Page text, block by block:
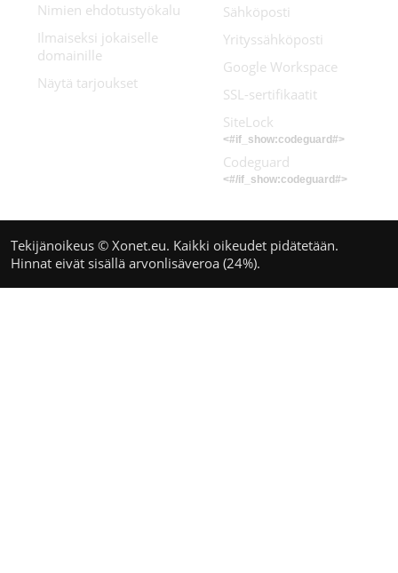
Nimien ehdotustyökalu
Ilmaiseksi jokaiselle
domainille
Näytä tarjoukset
Sähköposti
Yrityssähköposti
Google Workspace
SSL-sertifikaatit
SiteLock
<#if_show:codeguard#>
Codeguard
<#/if_show:codeguard#>
Tekijänoikeus © Xonet.eu. Kaikki oikeudet pidätetään.
Hinnat eivät sisällä arvonlisäveroa (24%).